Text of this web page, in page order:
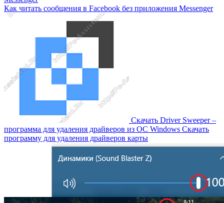
Как читать сообщения в Facebook без приложения Messenger
Скачать Driver Sweeper –
программа для удаления драйверов из OC Windows Скачать
программу для удаления драйверов карты